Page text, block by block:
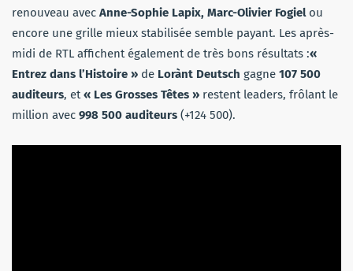
renouveau avec Anne-Sophie Lapix, Marc-Olivier Fogielou
encore une grille mieux stabilisée semble payant. Les après-
midi de RTL affichent également de très bons résultats :«
Entrez dans l’Histoire » de Lorànt Deutsch gagne 107 500
auditeurs, et« Les Grosses Têtes » restent leaders, frôlant le
million avec 998 500 auditeurs (+124 500).